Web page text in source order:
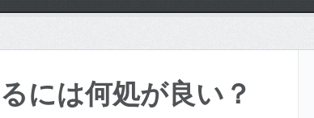
には何処が良い？